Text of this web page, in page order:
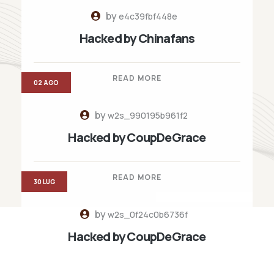
bye4c39fbf448e
Hacked by Chinafans
READ MORE
byw2s_990195b961f2
Hacked by CoupDeGrace
READ MORE
02 AGO
byw2s_0f24c0b6736f
Hacked by CoupDeGrace
30 LUG